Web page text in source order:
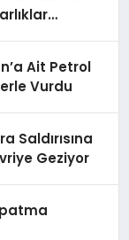
Ait Petrol
Vurdu
Saldırısına
Geziyor